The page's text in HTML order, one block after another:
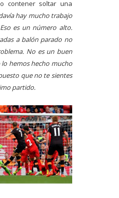
contener soltar una
hay mucho trabajo
es un número alto.
a balón parado no
No es un buen
hemos hecho mucho
que no te sientes
partido.